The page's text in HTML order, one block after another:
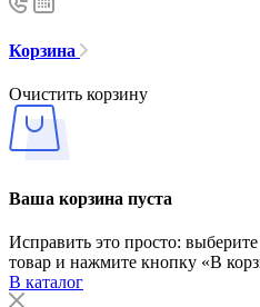
Корзина
Очистить корзину
Ваша корзина пуста
Исправить это просто:
товар и нажмите кнопку «В
В каталог